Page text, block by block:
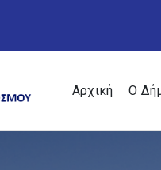
Αρχική Ο